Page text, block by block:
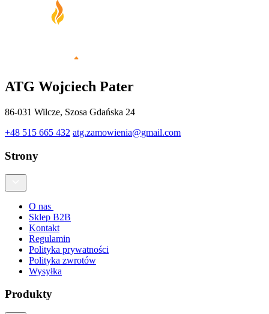
ATG Wojciech Pater
86-031 Wilcze, Szosa Gdańska 24
+48 515 665 432 atg.zamowienia@gmail.com
Strony
O nas
Sklep B2B
Kontakt
Regulamin
Polityka prywatności
Polityka zwrotów
Wysyłka
Produkty